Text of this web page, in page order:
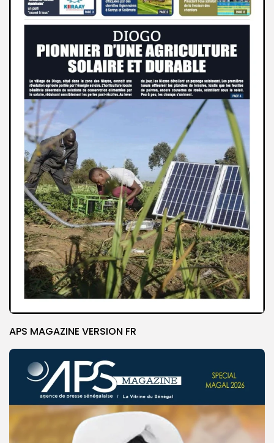
APS MAGAZINE VERSION FR